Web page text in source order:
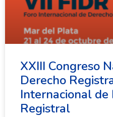
XXIII Congreso
Derecho
Internacional de
Registral